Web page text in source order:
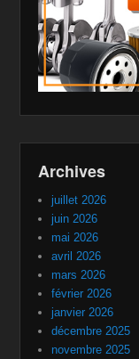
Archives
juillet 2026
juin 2026
mai 2026
avril 2026
mars 2026
février 2026
janvier 2026
décembre 2025
novembre 2025